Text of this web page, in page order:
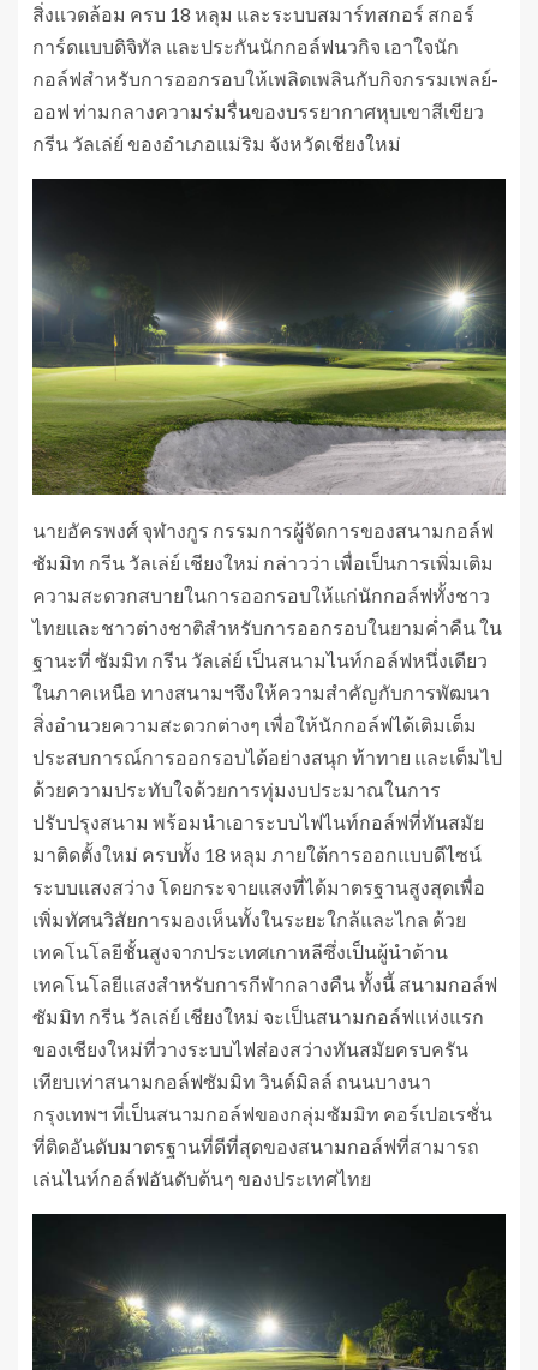
สิ่งแวดล้อม ครบ 18 หลุม และระบบสมาร์ทสกอร์ สกอร์
การ์ดแบบดิจิทัล และประกันนักกอล์ฟนวกิจ เอาใจนัก
กอล์ฟสำหรับการออกรอบให้เพลิดเพลินกับกิจกรรมเพลย์-
ออฟ ท่ามกลางความร่มรื่นของบรรยากาศหุบเขาสีเขียว
กรีน วัลเล่ย์ ของอำเภอแม่ริม จังหวัดเชียงใหม่
นายอัครพงศ์ จุฬางกูร กรรมการผู้จัดการของสนามกอล์ฟ
ซัมมิท กรีน วัลเล่ย์ เชียงใหม่ กล่าวว่า เพื่อเป็นการเพิ่มเติม
ความสะดวกสบายในการออกรอบให้แก่นักกอล์ฟทั้งชาว
ไทยและชาวต่างชาติสำหรับการออกรอบในยามค่ำคืน ใน
ฐานะที่ ซัมมิท กรีน วัลเล่ย์ เป็นสนามไนท์กอล์ฟหนึ่งเดียว
ในภาคเหนือ ทางสนามฯจึงให้ความสำคัญกับการพัฒนา
สิ่งอำนวยความสะดวกต่างๆ เพื่อให้นักกอล์ฟได้เติมเต็ม
ประสบการณ์การออกรอบได้อย่างสนุก ท้าทาย และเต็มไป
ด้วยความประทับใจด้วยการทุ่มงบประมาณในการ
ปรับปรุงสนาม พร้อมนำเอาระบบไฟไนท์กอล์ฟที่ทันสมัย
มาติดตั้งใหม่ ครบทั้ง 18 หลุม ภายใต้การออกแบบดีไซน์
ระบบแสงสว่าง โดยกระจายแสงที่ได้มาตรฐานสูงสุดเพื่อ
เพิ่มทัศนวิสัยการมองเห็นทั้งในระยะใกล้และไกล ด้วย
เทคโนโลยีชั้นสูงจากประเทศเกาหลีซึ่งเป็นผู้นำด้าน
เทคโนโลยีแสงสำหรับการกีฬากลางคืน ทั้งนี้ สนามกอล์ฟ
ซัมมิท กรีน วัลเล่ย์ เชียงใหม่ จะเป็นสนามกอล์ฟแห่งแรก
ของเชียงใหม่ที่วางระบบไฟส่องสว่างทันสมัยครบครัน
เทียบเท่าสนามกอล์ฟซัมมิท วินด์มิลล์ ถนนบางนา
กรุงเทพฯ ที่เป็นสนามกอล์ฟของกลุ่มซัมมิท คอร์เปอเรชั่น
ที่ติดอันดับมาตรฐานที่ดีที่สุดของสนามกอล์ฟที่สามารถ
เล่นไนท์กอล์ฟอันดับต้นๆ ของประเทศไทย